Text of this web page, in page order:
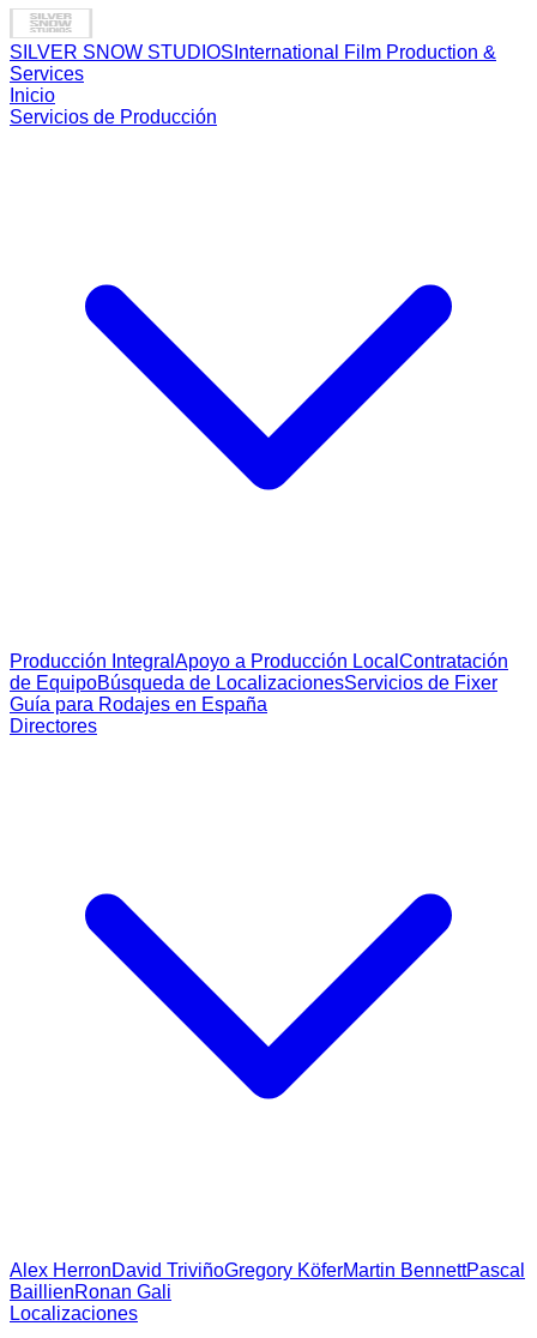
SILVER SNOW STUDIOS International Film Production &
Services
Inicio
Servicios de Producción
Producción Integral Apoyo a Producción Local Contratación
de EquipoBúsqueda de LocalizacionesServicios de Fixer
Guía para Rodajes en España
Directores
Alex HerronDavid TriviñoGregory KöferMartin BennettPascal
BaillienRonan Gali
Localizaciones